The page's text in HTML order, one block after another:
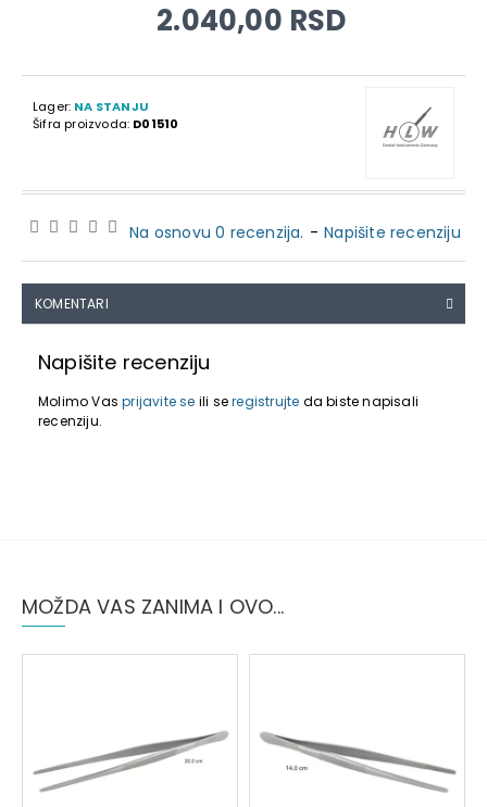
Lager: NA STANJU
Šifra proizvoda: D01510
Na osnovu 0 recenzija. - Napišite recenziju
2.040,00 RSD
KOMENTARI
Napišite recenziju
Molimo Vasprijavite se ili seregistrujte da biste napisali
recenziju.
MOŽDA VAS ZANIMA I OVO...